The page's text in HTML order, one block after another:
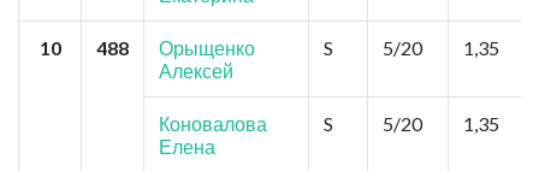
10 488
Орыщенко
Алексей
S 5/20 1,35
Коновалова
Елена
S 5/20 1,35